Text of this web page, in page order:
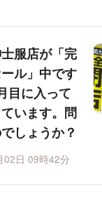
服店が「完
ル」中です
目に入って
います。問
しょうか？
02日 09時42分